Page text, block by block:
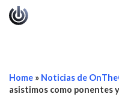
Home » Noticias de
asistimos como ponentes